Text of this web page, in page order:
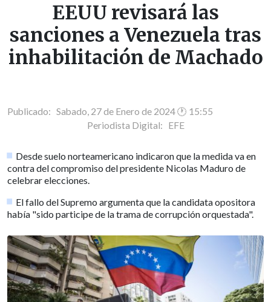
EEUU revisará las
sanciones a Venezuela tras
inhabilitación de Machado
Publicado: Sabado, 27 de Enero de 2024 🕐 15:55
Periodista Digital: EFE
Desde suelo norteamericano indicaron que la medida va en
contra del compromiso del presidente Nicolas Maduro de
celebrar elecciones.
El fallo del Supremo argumenta que la candidata opositora
había "sido participe de la trama de corrupción orquestada".